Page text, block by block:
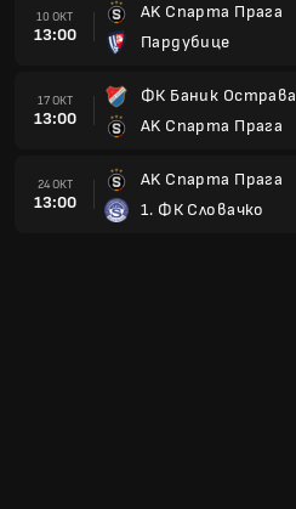
10 ОКТ
13:00
AK Спарта Прага
Пардубице
17 ОКТ
13:00
ФК Баник Острава
AK Спарта Прага
24 ОКТ
13:00
AK Спарта Прага
1. ФК Словачко